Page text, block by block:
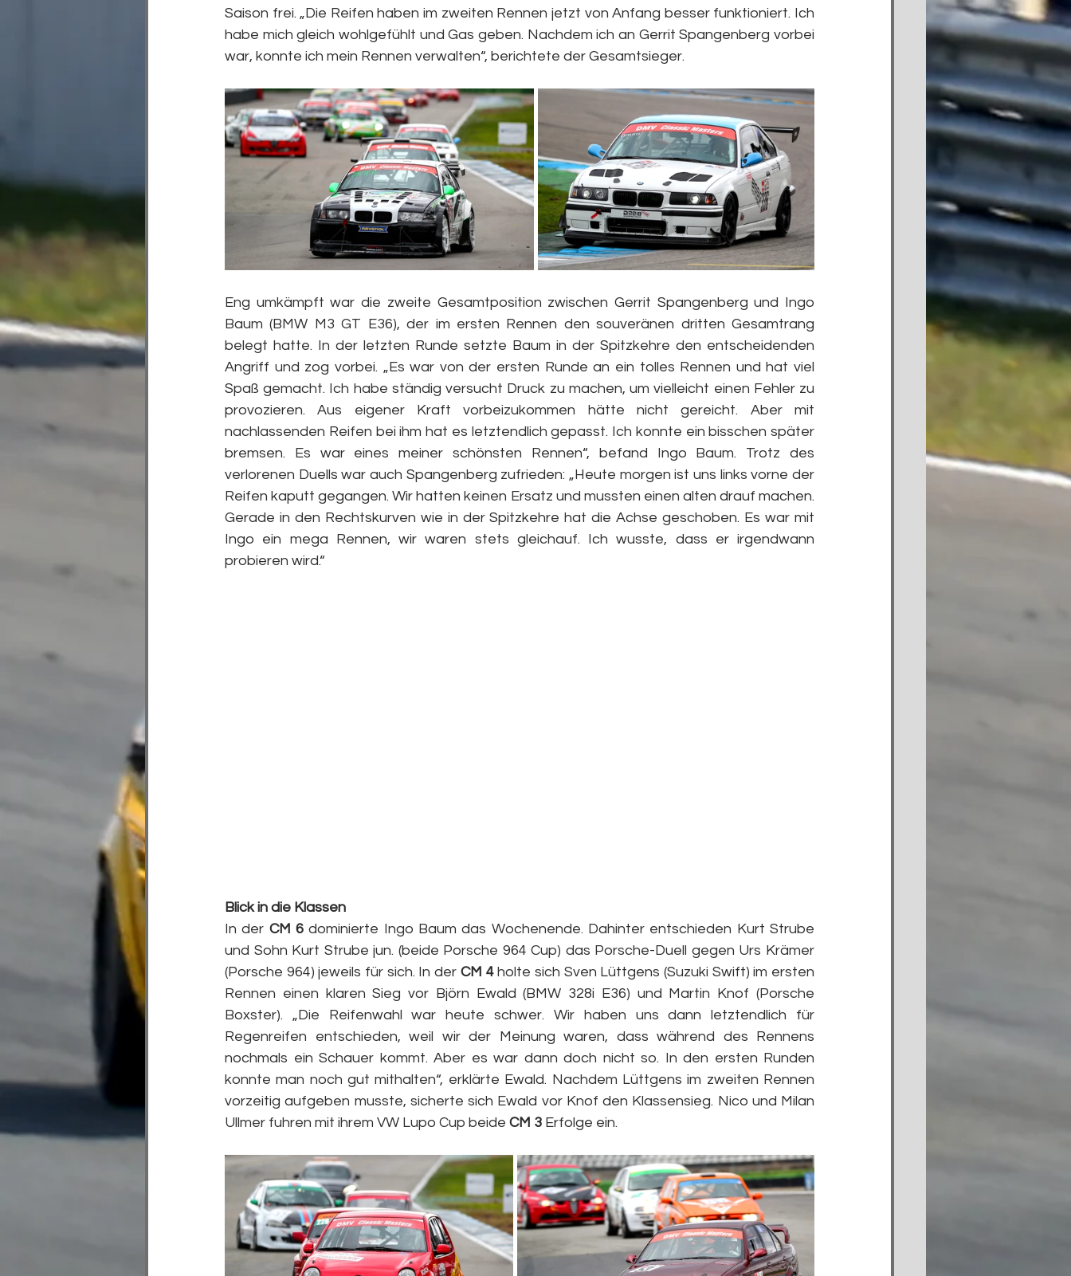
Saison frei. „Die Reifen haben im zweiten Rennen jetzt von Anfang besser funktioniert. Ich
habe mich gleich wohlgefühlt und Gas geben. Nachdem ich an Gerrit Spangenberg vorbei
war, konnte ich mein Rennen verwalten“, berichtete der Gesamtsieger.
Eng umkämpft war die zweite Gesamtposition zwischen Gerrit Spangenberg und Ingo
Baum (BMW M3 GT E36), der im ersten Rennen den souveränen dritten Gesamtrang
belegt hatte. In der letzten Runde setzte Baum in der Spitzkehre den entscheidenden
Angriff und zog vorbei. „Es war von der ersten Runde an ein tolles Rennen und hat viel
Spaß gemacht. Ich habe ständig versucht Druck zu machen, um vielleicht einen Fehler zu
provozieren. Aus eigener Kraft vorbeizukommen hätte nicht gereicht. Aber mit
nachlassenden Reifen bei ihm hat es letztendlich gepasst. Ich konnte ein bisschen später
bremsen. Es war eines meiner schönsten Rennen“, befand Ingo Baum. Trotz des
verlorenen Duells war auch Spangenberg zufrieden: „Heute morgen ist uns links vorne der
Reifen kaputt gegangen. Wir hatten keinen Ersatz und mussten einen alten drauf machen.
Gerade in den Rechtskurven wie in der Spitzkehre hat die Achse geschoben. Es war mit
Ingo ein mega Rennen, wir waren stets gleichauf. Ich wusste, dass er irgendwann
probieren wird.“
Blick in die Klassen
In der CM 6 dominierte Ingo Baum das Wochenende. Dahinter entschieden Kurt Strube
und Sohn Kurt Strube jun. (beide Porsche 964 Cup) das Porsche-Duell gegen Urs Krämer
(Porsche 964) jeweils für sich. In der CM 4 holte sich Sven Lüttgens (Suzuki Swift) im ersten
Rennen einen klaren Sieg vor Björn Ewald (BMW 328i E36) und Martin Knof (Porsche
Boxster). „Die Reifenwahl war heute schwer. Wir haben uns dann letztendlich für
Regenreifen entschieden, weil wir der Meinung waren, dass während des Rennens
nochmals ein Schauer kommt. Aber es war dann doch nicht so. In den ersten Runden
konnte man noch gut mithalten“, erklärte Ewald. Nachdem Lüttgens im zweiten Rennen
vorzeitig aufgeben musste, sicherte sich Ewald vor Knof den Klassensieg. Nico und Milan
Ullmer fuhren mit ihrem VW Lupo Cup beide CM 3 Erfolge ein.